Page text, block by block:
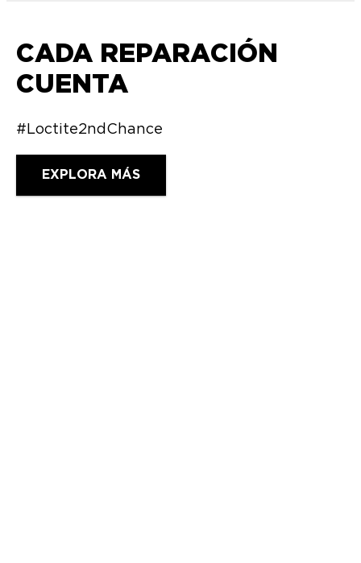
CADA REPARACIÓN
CUENTA
#Loctite2ndChance
EXPLORA MÁS